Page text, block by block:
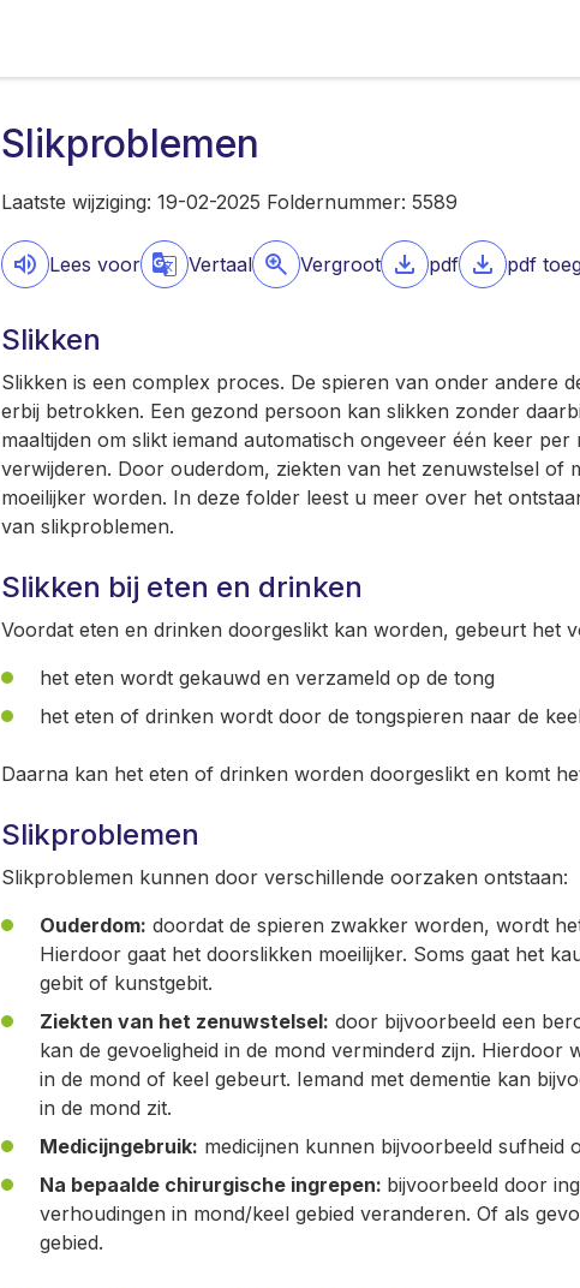
Slikproblemen
Laatste wijziging: 19-02-2025 Foldernummer: 5589
Lees voor Vertaal Vergroot pdf pdf
Slikken
Slikken is een complex proces. De spieren van onder andere
erbij betrokken. Een gezond persoon kan slikken zonder
maaltijden om slikt iemand automatisch ongeveer één keer per
verwijderen. Door ouderdom, ziekten van het zenuwstelsel of
moeilijker worden. In deze folder leest u meer over het
van slikproblemen.
Slikken bij eten en drinken
Voordat eten en drinken doorgeslikt kan worden, gebeurt het
het eten wordt gekauwd en verzameld op de tong
het eten of drinken wordt door de tongspieren naar de
Daarna kan het eten of drinken worden doorgeslikt en komt
Slikproblemen
Slikproblemen kunnen door verschillende oorzaken ontstaan:
Ouderdom: doordat de spieren zwakker worden, wordt
Hierdoor gaat het doorslikken moeilijker. Soms gaat het
gebit of kunstgebit.
Ziekten van het zenuwstelsel: door bijvoorbeeld een
kan de gevoeligheid in de mond verminderd zijn. Hierdoor
in de mond of keel gebeurt. Iemand met dementie kan
in de mond zit.
Medicijngebruik: medicijnen kunnen bijvoorbeeld sufheid
Na bepaalde chirurgische ingrepen: bijvoorbeeld door
verhoudingen in mond/keel gebied veranderen. Of als
gebied.